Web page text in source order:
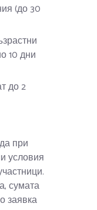
(до 30
10 дни
до 2
при
условия
сумата
заявка